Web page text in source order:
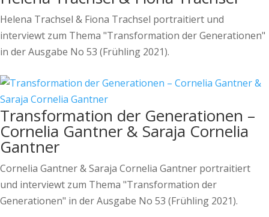
Helena Trachsel & Fiona Trachsel portraitiert und
interviewt zum Thema "Transformation der Generationen"
in der Ausgabe No 53 (Frühling 2021).
Transformation der Generationen –
Cornelia Gantner & Saraja Cornelia
Gantner
Cornelia Gantner & Saraja Cornelia Gantner portraitiert
und interviewt zum Thema "Transformation der
Generationen" in der Ausgabe No 53 (Frühling 2021).